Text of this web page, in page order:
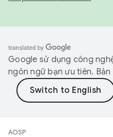
Google sử dụng công
ngôn ngữ bạn ưu tiên.
AOSP